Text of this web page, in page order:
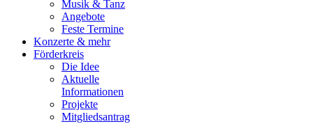
Musik & Tanz
Angebote
Feste Termine
Konzerte & mehr
Förderkreis
Die Idee
Aktuelle
Informationen
Projekte
Mitgliedsantrag